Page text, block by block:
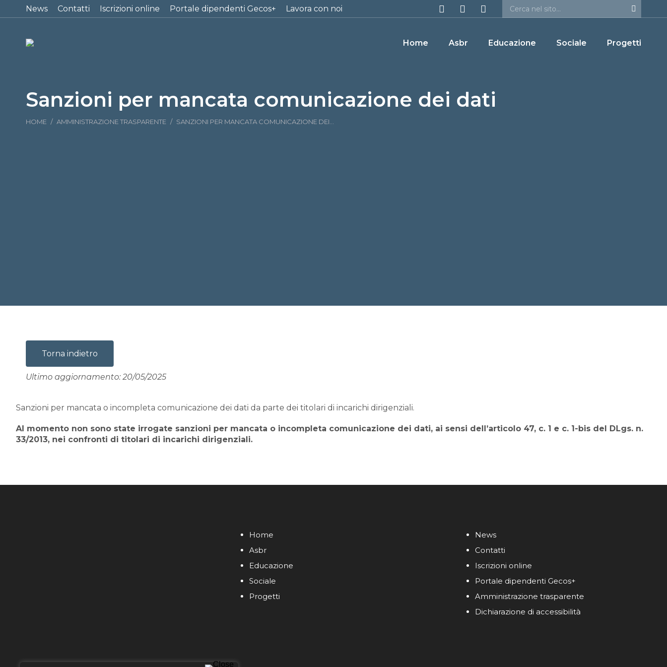
News Contatti Iscrizioni online Portale dipendenti Gecos+ Lavora con noi
Home Asbr Educazione Sociale Progetti
Sanzioni per mancata comunicazione dei dati
Tu sei qui:
HOME AMMINISTRAZIONE TRASPARENTE SANZIONI PER MANCATA COMUNICAZIONE DEI…
Torna indietro
Ultimo aggiornamento: 20/05/2025
Sanzioni per mancata o incompleta comunicazione dei dati da parte dei titolari di incarichi dirigenziali.
Al momento non sono state irrogate sanzioni per mancata o incompleta comunicazione dei dati, ai sensi dell’articolo 47, c. 1 e c. 1-bis del DLgs. n.
33/2013, nei confronti di titolari di incarichi dirigenziali.
Home
Asbr
Educazione
Sociale
Progetti
News
Contatti
Iscrizioni online
Portale dipendenti Gecos+
Amministrazione trasparente
Dichiarazione di accessibilità